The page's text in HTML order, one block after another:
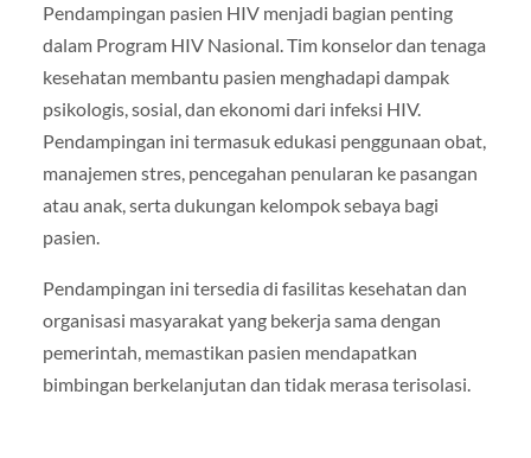
Pendampingan pasien HIV menjadi bagian penting
dalam Program HIV Nasional. Tim konselor dan tenaga
kesehatan membantu pasien menghadapi dampak
psikologis, sosial, dan ekonomi dari infeksi HIV.
Pendampingan ini termasuk edukasi penggunaan obat,
manajemen stres, pencegahan penularan ke pasangan
atau anak, serta dukungan kelompok sebaya bagi
pasien.
Pendampingan ini tersedia di fasilitas kesehatan dan
organisasi masyarakat yang bekerja sama dengan
pemerintah, memastikan pasien mendapatkan
bimbingan berkelanjutan dan tidak merasa terisolasi.